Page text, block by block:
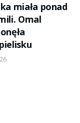
miała ponad
Omal